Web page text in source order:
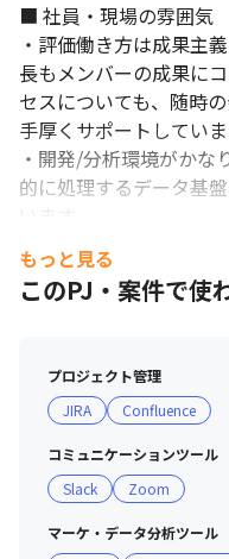
■ 社員・現場の雰囲気
・評価働き方は成果主
長もメンバーの成果に
セスについても、随時
手厚くサポートしてい
・開発/分析環境がかな
的に処理するデータ基
います
・勉強会、トレーニン
導入している技術のス
いる技術のトレーニン
DMMは今後も積極的な
ため、新規サービスの
です。
いずれはDMMの全ての
していくため、最善の
バーを募集することに
もっと見る
このPJ・案件で使
プロジェクト管理
JIRA
Confluence
コミュニケーションツール
Slack
Zoom
マーケ・データ分析ツール